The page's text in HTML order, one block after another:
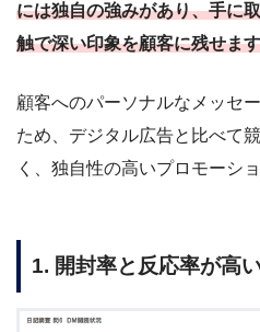
には独自の強みがあり、手に
触で深い印象を顧客に残せま
顧客へのパーソナルなメッセ
ため、デジタル広告と比べて
く、独自性の高いプロモーシ
1. 開封率と反応率が高